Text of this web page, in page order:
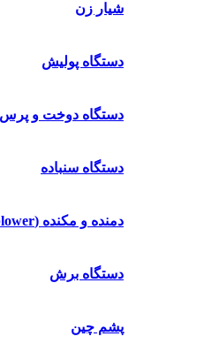
شیار زن
دستگاه پولیش
دستگاه دوخت و پرس
دستگاه سنباده
دمنده و مکنده (blower)
دستگاه برش
پشم چین